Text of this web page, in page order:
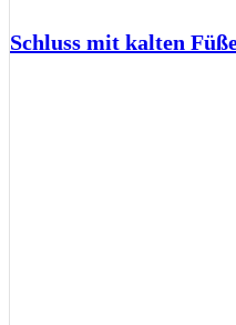
Schluss mit kalten